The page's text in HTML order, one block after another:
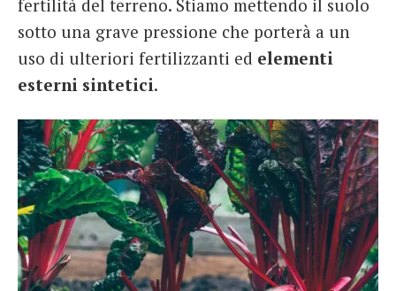
fertilità del terreno. Stiamo mettendo il suolo
sotto una grave pressione che porterà a un
uso di ulteriori fertilizzanti ed elementi
esterni sintetici.